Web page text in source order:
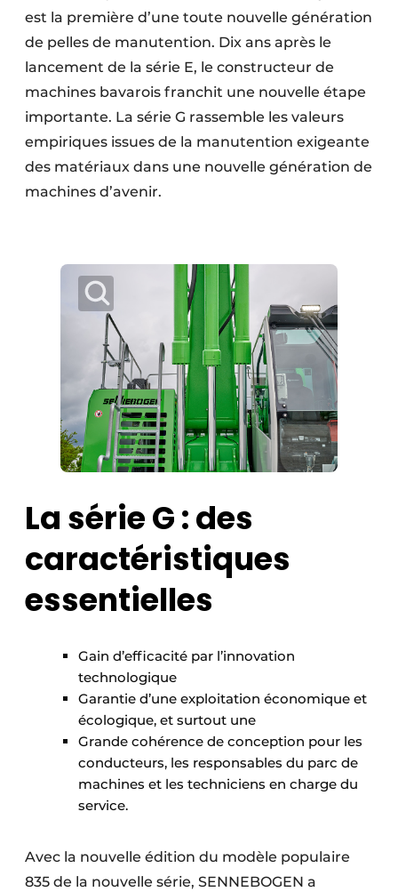
est la première d’une toute nouvelle génération
de pelles de manutention. Dix ans après le
lancement de la série E, le constructeur de
machines bavarois franchit une nouvelle étape
importante. La série G rassemble les valeurs
empiriques issues de la manutention exigeante
des matériaux dans une nouvelle génération de
machines d’avenir.
La série G : des
caractéristiques
essentielles
Gain d’efficacité par l’innovation
technologique
Garantie d’une exploitation économique et
écologique, et surtout une
Grande cohérence de conception pour les
conducteurs, les responsables du parc de
machines et les techniciens en charge du
service.
Avec la nouvelle édition du modèle populaire
835 de la nouvelle série, SENNEBOGEN a